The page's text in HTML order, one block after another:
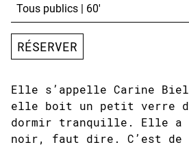
Tous publics | 60'
RÉSERVER
Elle s’appelle Carine
elle boit un petit verre
dormir tranquille. Elle a
noir, faut dire. C’est de